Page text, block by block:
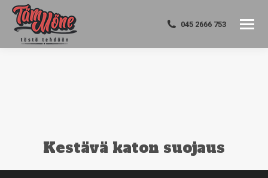
045 2666 753
Kestävä katon suojaus